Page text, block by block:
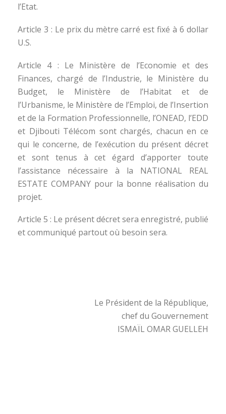
l’Etat.
Article 3 : Le prix du mètre carré est fixé à 6 dollar
U.S.
Article 4 : Le Ministère de l’Economie et des
Finances, chargé de l’Industrie, le Ministère du
Budget, le Ministère de l’Habitat et de
l’Urbanisme, le Ministère de l’Emploi, de l’Insertion
et de la Formation Professionnelle, l’ONEAD, l’EDD
et Djibouti Télécom sont chargés, chacun en ce
qui le concerne, de l’exécution du présent décret
et sont tenus à cet égard d’apporter toute
l’assistance nécessaire à la NATIONAL REAL
ESTATE COMPANY pour la bonne réalisation du
projet.
Article 5 : Le présent décret sera enregistré, publié
et communiqué partout où besoin sera.
Le Président de la République,
chef du Gouvernement
ISMAÏL OMAR GUELLEH